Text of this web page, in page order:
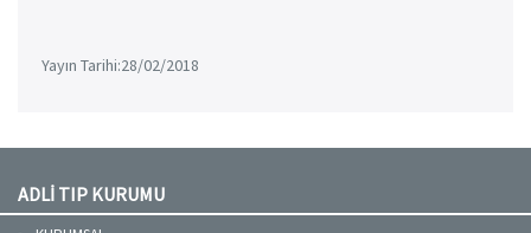
Yayın Tarihi:28/02/2018
ADLİ TIP KURUMU